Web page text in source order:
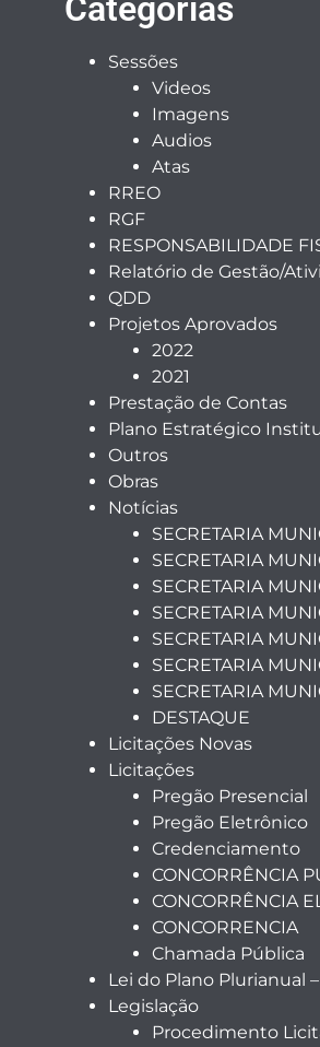
Categorias
Sessões
Videos
Imagens
Audios
Atas
RREO
RGF
RESPONSABILIDADE
Relatório de Gestão/
QDD
Projetos Aprovados
2022
2021
Prestação de Contas
Plano Estratégico
Outros
Obras
Notícias
SECRETARIA
SECRETARIA
SECRETARIA
SECRETARIA
SECRETARIA
SECRETARIA
SECRETARIA
DESTAQUE
Licitações Novas
Licitações
Pregão Presencial
Pregão Eletrônico
Credenciamento
CONCORRÊNCIA
CONCORRÊNCIA
CONCORRENCIA
Chamada Pública
Lei do Plano Plurianual –
Legislação
Procedimento